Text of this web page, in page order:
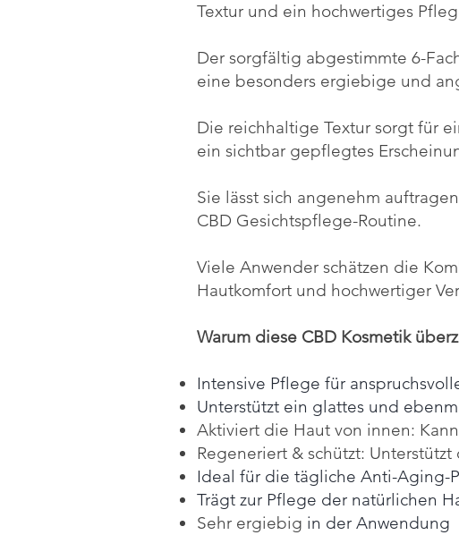
Textur und ein hochwertiges
Der sorgfältig abgestimmte 6-
eine besonders ergiebige und
Die reichhaltige Textur sorgt für
ein sichtbar gepflegtes
Sie lässt sich angenehm
CBD Gesichtspflege-Routine.
Viele Anwender schätzen die
Hautkomfort und hochwertiger
Warum diese CBD Kosmetik
Intensive Pflege für
Unterstützt ein glattes und
Aktiviert die Haut von innen:
Regeneriert & schützt:
Ideal für die tägliche Anti-Aging-
Trägt zur Pflege der natürlichen
Sehr ergiebig in der Anwendung